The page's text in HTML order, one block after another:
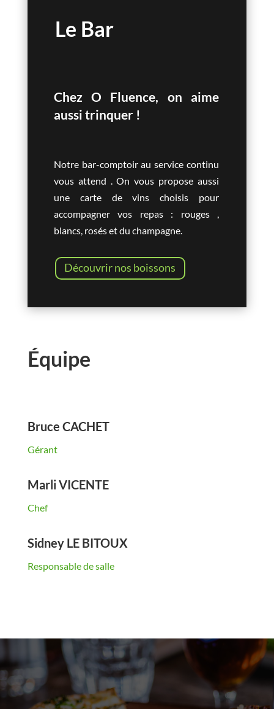
Le Bar
Chez O Fluence, on aime
aussi trinquer !
Notre bar-comptoir au service continu
vous attend . On vous propose aussi
une carte de vins choisis pour
accompagner vos repas : rouges ,
blancs, rosés et du champagne.
Découvrir nos boissons
Équipe
Bruce CACHET
Gérant
Marli VICENTE
Chef
Sidney LE BITOUX
Responsable de salle